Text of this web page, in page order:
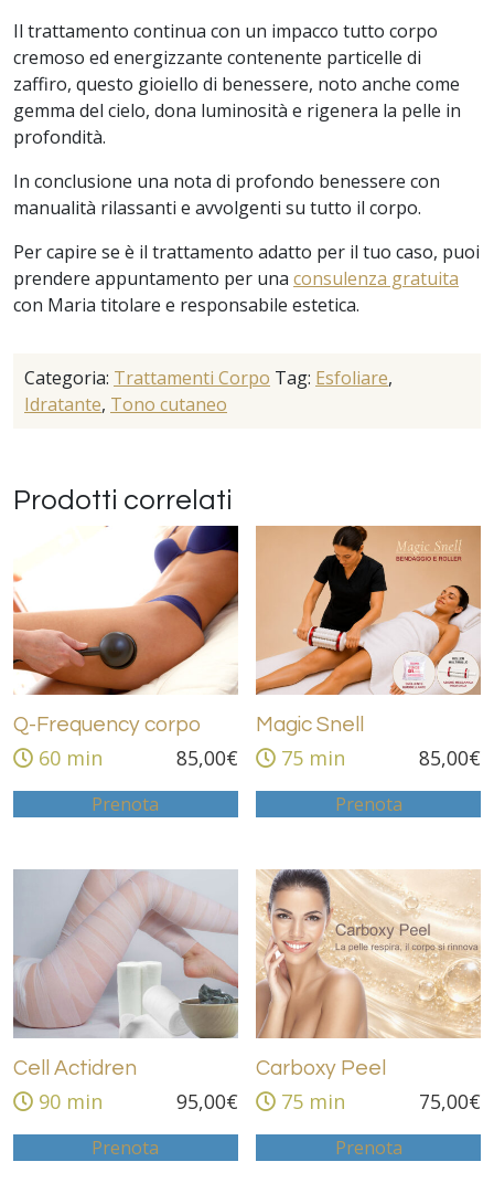
Il trattamento continua con un impacco tutto corpo
cremoso ed energizzante contenente particelle di
zaffiro, questo gioiello di benessere, noto anche come
gemma del cielo, dona luminosità e rigenera la pelle in
profondità.
In conclusione una nota di profondo benessere con
manualità rilassanti e avvolgenti su tutto il corpo.
Per capire se è il trattamento adatto per il tuo caso, puoi
prendere appuntamento per una consulenza gratuita
con Maria titolare e responsabile estetica.
Categoria: Trattamenti Corpo Tag: Esfoliare,
Idratante, Tono cutaneo
Prodotti correlati
Q-Frequency corpo
60 min 85,00€
Prenota
Magic Snell
75 min 85,00€
Prenota
Cell Actidren
90 min 95,00€
Prenota
Carboxy Peel
75 min 75,00€
Prenota